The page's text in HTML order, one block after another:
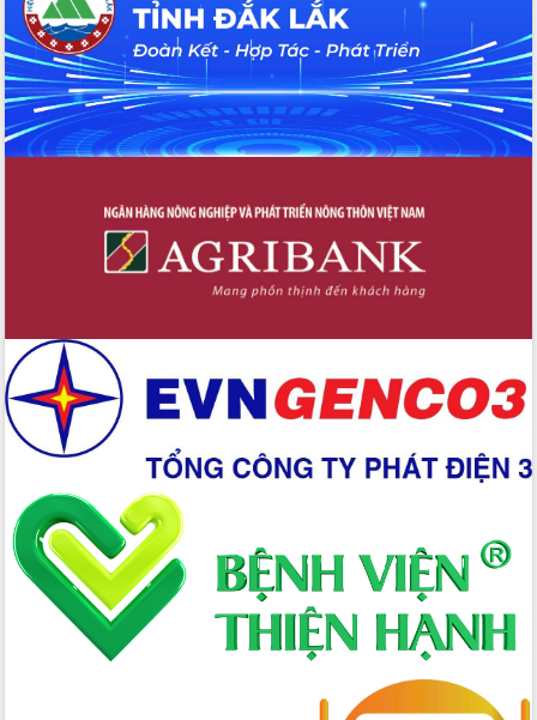
Bầu cử Quốc hội và HĐND: Cử tri Đắk
Lắk gửi gắm niềm tin, kỳ vọng vào lá
phiếu
Đắk Lắk sẵn sàng các điều kiện cho
Ngày hội bầu cử đại biểu Quốc hội
khóa XVI và HĐND các cấp nhiệm kỳ
2026-2031
hội và đại biểu HĐND các cấp diễn ra
an toàn, hiệu quả, đúng quy định
Thủ tướng Chính phủ Phạm Minh Chính
kiểm tra, chỉ đạo hoàn thành các dự
Đắk Lắk
Sôi nổi Hội đua ngựa truyền thống Gò
Thì Thùng mừng Xuân Bính Ngọ 2026
Lãnh đạo tỉnh dâng hương tưởng niệm
tại Đập Đồng Cam đầu Xuân Bính Ngọ
Ngành nông nghiệp phấn đấu tăng
trưởng đạt 5,86% trong năm 2026
UBND tỉnh Đắk Lắk triển khai công tác
quốc phòng, quân sự địa phương năm
2026
Đắk Lắk tập trung toàn lực khắc phục
tồn tại IUU, sẵn sàng làm việc với
Đoàn thanh tra EC